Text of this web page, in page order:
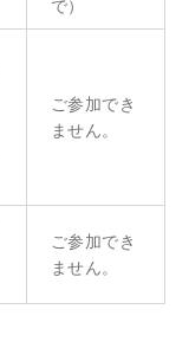
で）
ご参加でき
ません。
ご参加でき
ません。